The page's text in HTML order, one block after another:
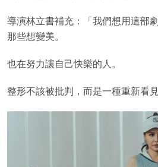
導演林立書補充：「我們想用這部
那些想變美。
也在努力讓自己快樂的人。
整形不該被批判，而是一種重新看